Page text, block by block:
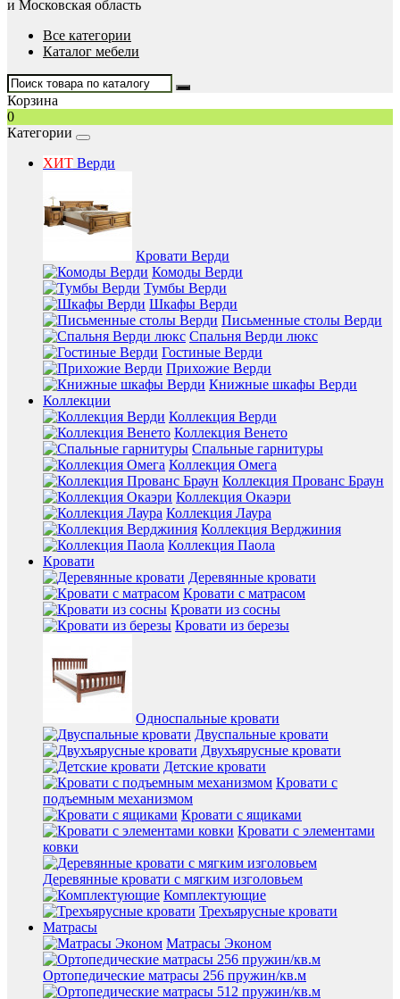
и Московская область
Все категории
Каталог мебели
Корзина
0
Категории
ХИТ Верди
Кровати Верди
Комоды Верди
Тумбы Верди
Шкафы Верди
Письменные столы Верди
Спальня Верди люкс
Гостиные Верди
Прихожие Верди
Книжные шкафы Верди
Коллекции
Коллекция Верди
Коллекция Венето
Спальные гарнитуры
Коллекция Омега
Коллекция Прованс Браун
Коллекция Окаэри
Коллекция Лаура
Коллекция Верджиния
Коллекция Паола
Кровати
Деревянные кровати
Кровати с матрасом
Кровати из сосны
Кровати из березы
Односпальные кровати
Двуспальные кровати
Двухъярусные кровати
Детские кровати
Кровати с
подъемным механизмом
Кровати с ящиками
Кровати с элементами
ковки
Деревянные кровати с мягким изголовьем
Комплектующие
Трехъярусные кровати
Матрасы
Матрасы Эконом
Ортопедические матрасы 256 пружин/кв.м